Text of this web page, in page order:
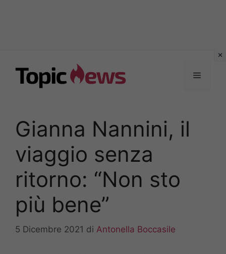
contenuto
Menu
Gianna Nannini, il
viaggio senza
ritorno: “Non sto
più bene”
5 Dicembre 2021 di Antonella Boccasile